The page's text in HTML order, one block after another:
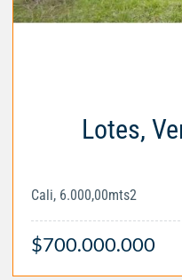
Lotes,
Cali, 6.000,00mts2
$700.000.000